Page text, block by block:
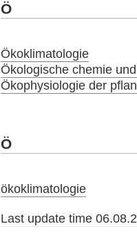
Ö
Ökoklimatologie
Ökologische chemie
Ökophysiologie der
Ö
ökoklimatologie
Last update time